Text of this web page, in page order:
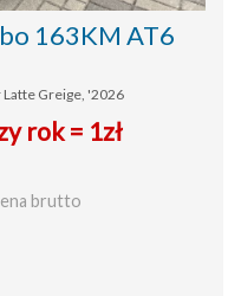
163KM AT6
Greige, '2026
rok = 1zł
brutto